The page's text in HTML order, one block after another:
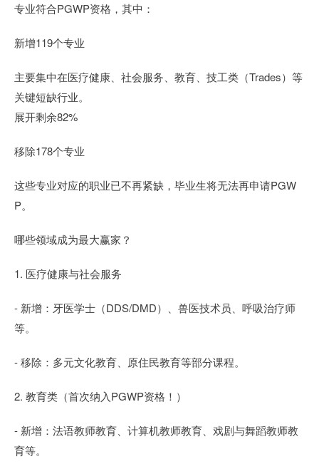
专业符合PGWP资格，其中：
新增119个专业
主要集中在医疗健康、社会服务、教育、技工类（Trades）等
关键短缺行业。
展开剩余82%
移除178个专业
这些专业对应的职业已不再紧缺，毕业生将无法再申请PGW
P。
哪些领域成为最大赢家？
1. 医疗健康与社会服务
- 新增：牙医学士（DDS/DMD）、兽医技术员、呼吸治疗师
等。
- 移除：多元文化教育、原住民教育等部分课程。
2. 教育类（首次纳入PGWP资格！）
- 新增：法语教师教育、计算机教师教育、戏剧与舞蹈教师教
育等。